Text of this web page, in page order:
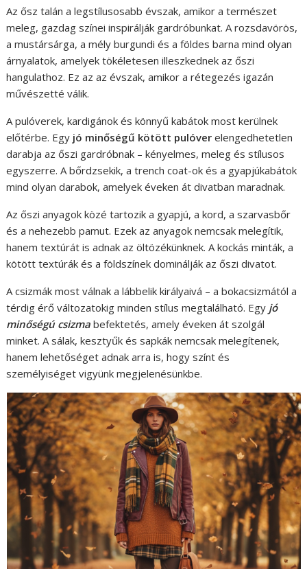
Az ősz talán a legstílusosabb évszak, amikor a természet
meleg, gazdag színei inspirálják gardróbunkat. A rozsdavörös,
a mustársárga, a mély burgundi és a földes barna mind olyan
árnyalatok, amelyek tökéletesen illeszkednek az őszi
hangulathoz. Ez az az évszak, amikor a rétegezés igazán
művészetté válik.
A pulóverek, kardigánok és könnyű kabátok most kerülnek
előtérbe. Egy jó minőségű kötött pulóverelengedhetetlen
darabja az őszi gardróbnak – kényelmes, meleg és stílusos
egyszerre. A bőrdzsekik, a trench coat-ok és a gyapjúkabátok
mind olyan darabok, amelyek éveken át divatban maradnak.
Az őszi anyagok közé tartozik a gyapjú, a kord, a szarvasbőr
és a nehezebb pamut. Ezek az anyagok nemcsak melegítik,
hanem textúrát is adnak az öltözékünknek. A kockás minták, a
kötött textúrák és a földszínek dominálják az őszi divatot.
A csizmák most válnak a lábbelik királyaivá – a bokacsizmától a
térdig érő változatokig minden stílus megtalálható. Egy jó
minőségú csizmabefektetés, amely éveken át szolgál
minket. A sálak, kesztyűk és sapkák nemcsak melegítenek,
hanem lehetőséget adnak arra is, hogy színt és
személyiséget vigyünk megjelenésünkbe.